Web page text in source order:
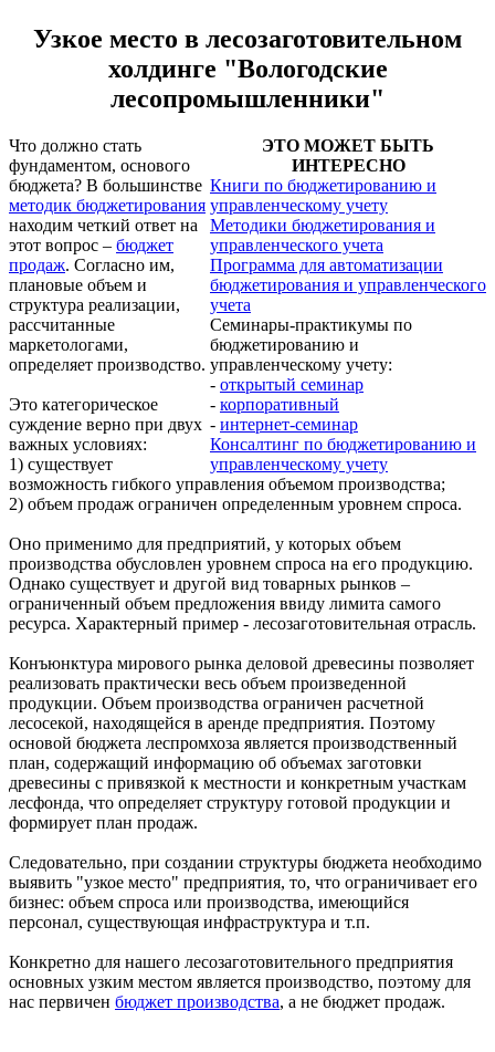
Узкое место в лесозаготовительном
холдинге "Вологодские
лесопромышленники"
ЭТО МОЖЕТ БЫТЬ
ИНТЕРЕСНО
Книги по бюджетированию и
управленческому учету
Методики бюджетирования и
управленческого учета
Программа для автоматизации
бюджетирования и управленческого
учета
Семинары-практикумы по
бюджетированию и
управленческому учету:
- открытый семинар
- корпоративный
- интернет-семинар
Консалтинг по бюджетированию и
управленческому учету
Что должно стать
фундаментом, основого
бюджета? В большинстве
методик бюджетирования
находим четкий ответ на
этот вопрос – бюджет
продаж. Согласно им,
плановые объем и
структура реализации,
рассчитанные
маркетологами,
определяет производство.
Это категорическое
суждение верно при двух
важных условиях:
1) существует
возможность гибкого управления объемом производства;
2) объем продаж ограничен определенным уровнем спроса.
Оно применимо для предприятий, у которых объем
производства обусловлен уровнем спроса на его продукцию.
Однако существует и другой вид товарных рынков –
ограниченный объем предложения ввиду лимита самого
ресурса. Характерный пример - лесозаготовительная отрасль.
Конъюнктура мирового рынка деловой древесины позволяет
реализовать практически весь объем произведенной
продукции. Объем производства ограничен расчетной
лесосекой, находящейся в аренде предприятия. Поэтому
основой бюджета леспромхоза является производственный
план, содержащий информацию об объемах заготовки
древесины с привязкой к местности и конкретным участкам
лесфонда, что определяет структуру готовой продукции и
формирует план продаж.
Следовательно, при создании структуры бюджета необходимо
выявить "узкое место" предприятия, то, что ограничивает его
бизнес: объем спроса или производства, имеющийся
персонал, существующая инфраструктура и т.п.
Конкретно для нашего лесозаготовительного предприятия
основных узким местом является производство, поэтому для
нас первичен бюджет производства, а не бюджет продаж.